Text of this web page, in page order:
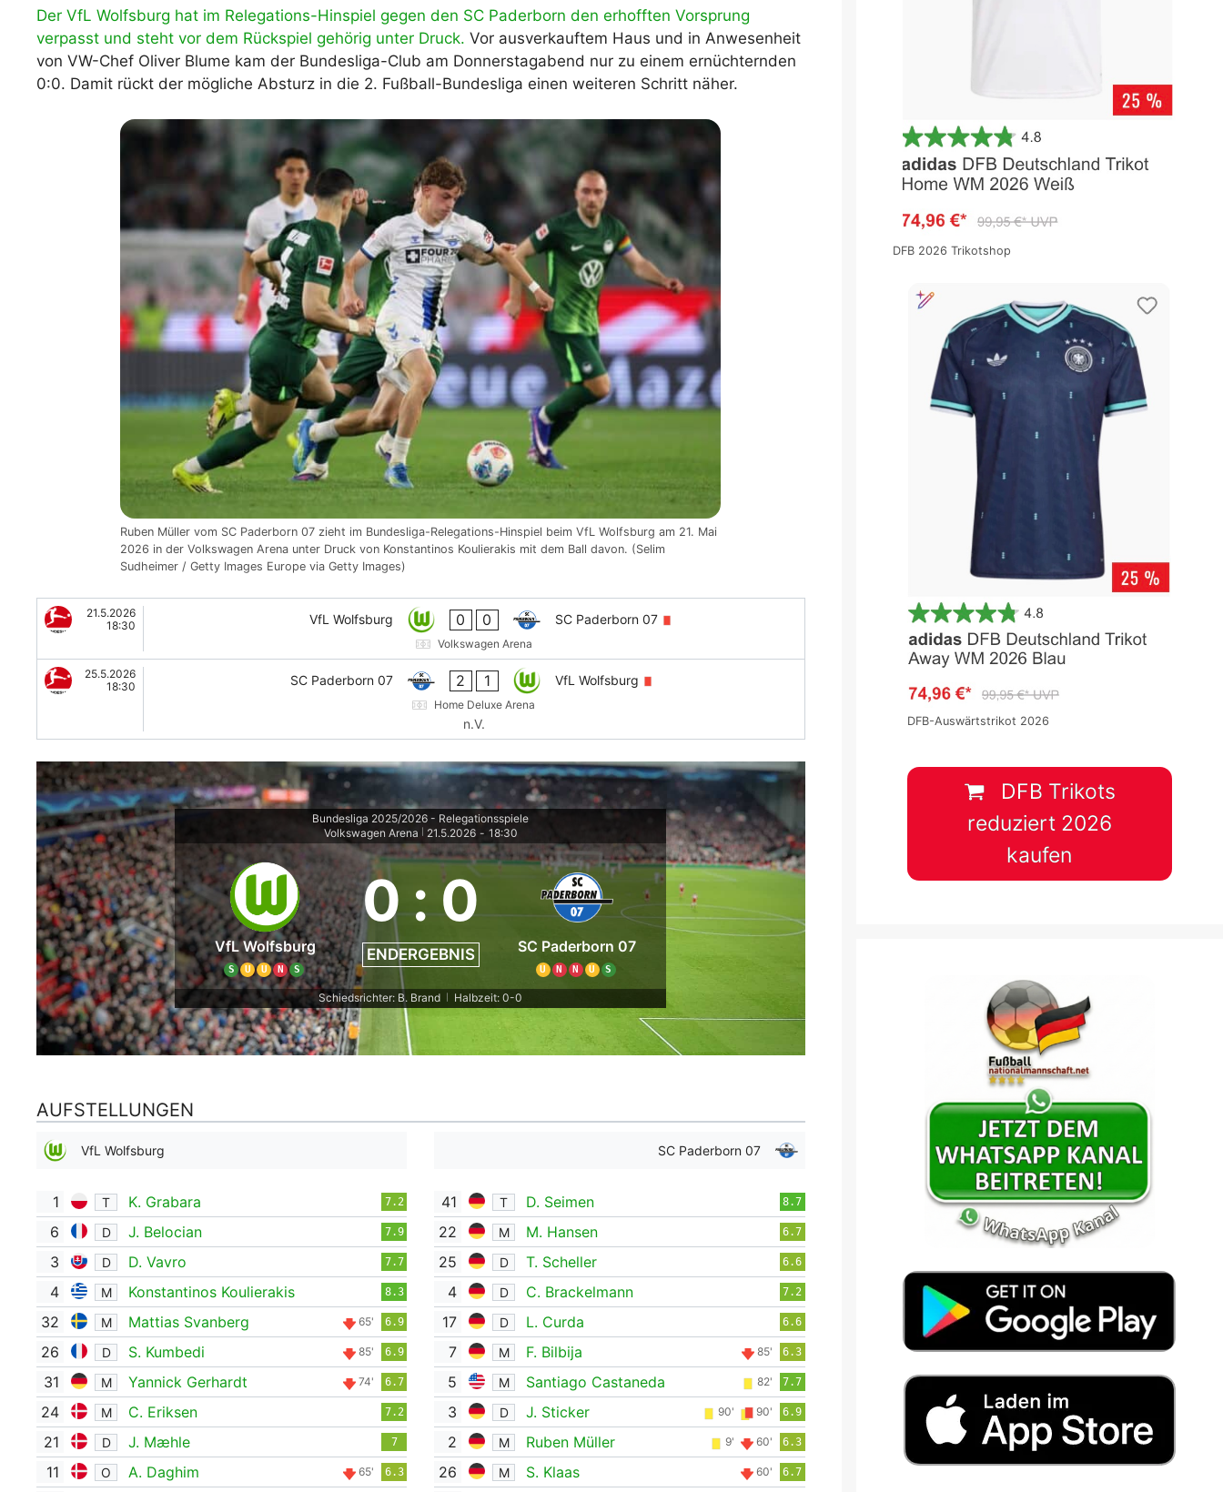
WM 2026 Spielplan Excel – kostenlos
downloaden & automatisch ausfüllen
Der VfL Wolfsburg hat im Relegations-Hinspiel gegen den SC Paderborn den erhofften Vorsprung
verpasst und steht vor dem Rückspiel gehörig unter Druck. Vor ausverkauftem Haus und in Anwesenheit
von VW-Chef Oliver Blume kam der Bundesliga-Club am Donnerstagabend nur zu einem ernüchternden
0:0. Damit rückt der mögliche Absturz in die 2. Fußball-Bundesliga einen weiteren Schritt näher.
Ruben Müller vom SC Paderborn 07 zieht im Bundesliga-Relegations-Hinspiel beim VfL Wolfsburg am 21. Mai
2026 in der Volkswagen Arena unter Druck von Konstantinos Koulierakis mit dem Ball davon. (Selim
Sudheimer / Getty Images Europe via Getty Images)
21.5.2026
18:30
VfL Wolfsburg 0 0 SC Paderborn 07
Volkswagen Arena
25.5.2026
18:30
SC Paderborn 07 2 1 VfL Wolfsburg
Home Deluxe Arena
n.V.
Bundesliga 2025/2026 - Relegationsspiele
Volkswagen Arena
21.5.2026 - 18:30
VfL Wolfsburg
S U U N S
0:0
ENDERGEBNIS SC Paderborn 07
U N N U S
Schiedsrichter: B. Brand Halbzeit: 0-0
AUFSTELLUNGEN
VfL Wolfsburg
1 T K. Grabara 7.2
6 D J. Belocian 7.9
3 D D. Vavro 7.7
4 M Konstantinos Koulierakis 8.3
32 M Mattias Svanberg 65' 6.9
26 D S. Kumbedi 85' 6.9
31 M Yannick Gerhardt 74' 6.7
24 M C. Eriksen 7.2
21 D J. Mæhle 7
11 O A. Daghim 65' 6.3
SC Paderborn 07
41 T D. Seimen 8.7
22 M M. Hansen 6.7
25 D T. Scheller 6.6
4 D C. Brackelmann 7.2
17 D L. Curda 6.6
7 M F. Bilbija 85' 6.3
5 M Santiago Castaneda 82' 7.7
3 D J. Sticker 90' 90' 6.9
2 M Ruben Müller 9' 60' 6.3
26 M S. Klaas 60' 6.7
DFB 2026 Trikotshop
DFB-Auswärtstrikot 2026
DFB Trikots
reduziert 2026
kaufen